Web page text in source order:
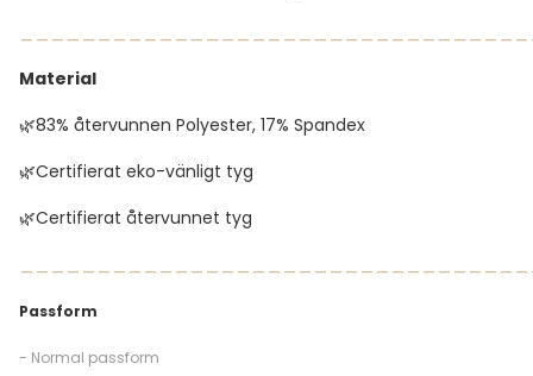
Material
🌿83% återvunnen Polyester, 17% Spandex
🌿Certifierat eko-vänligt tyg
🌿Certifierat återvunnet tyg
Passform
- Normal passform